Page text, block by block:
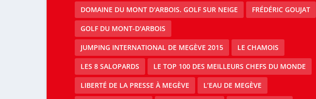
DOMAINE DU MONT D'ARBOIS. GOLF SUR NEIGE FRÉDÉRIC GOUJAT
GOLF DU MONT-D'ARBOIS
JUMPING INTERNATIONAL DE MEGÈVE 2015 LE CHAMOIS
LES 8 SALOPARDS LE TOP 100 DES MEILLEURS CHEFS DU MONDE
LIBERTÉ DE LA PRESSE À MEGÈVE L’EAU DE MEGÈVE